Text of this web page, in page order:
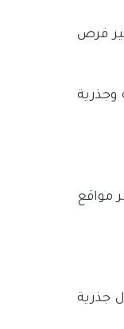
فرص
وجذرية
مواقع
جذرية